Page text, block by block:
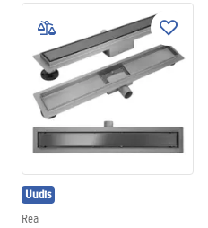
Uudis
Rea